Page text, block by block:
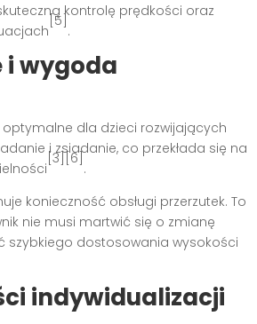
kontrolę prędkości oraz
[5]
.
wygoda
optymalne dla dzieci rozwijających
i zsiadanie, co przekłada się na
[3][6]
.
konieczność obsługi przerzutek. To
nie musi martwić się o zmianę
szybkiego dostosowania wysokości
indywidualizacji